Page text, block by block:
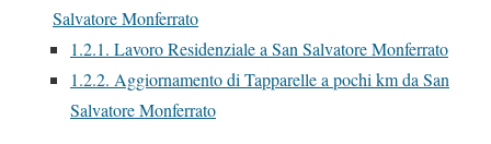
Salvatore Monferrato
1.2.1. Lavoro Residenziale a San Salvatore Monferrato
1.2.2. Aggiornamento di Tapparelle a pochi km da San
Salvatore Monferrato